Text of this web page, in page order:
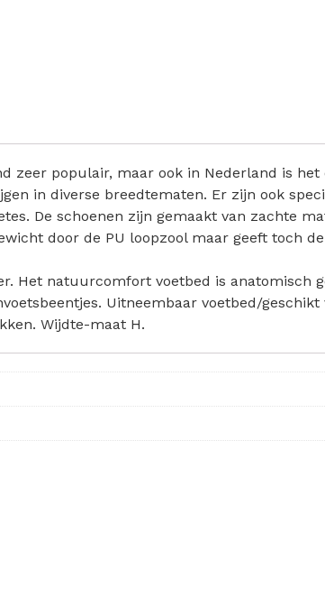
zeer populair, maar ook in Nederland is het
in diverse breedtematen. Er zijn ook
De schoenen zijn gemaakt van zachte
door de PU loopzool maar geeft toch
Het natuurcomfort voetbed is anatomisch
Uitneembaar voetbed/geschikt
Wijdte-maat H.